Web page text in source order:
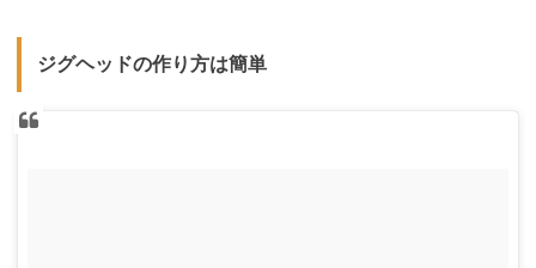
ジグヘッドの作り方は簡単